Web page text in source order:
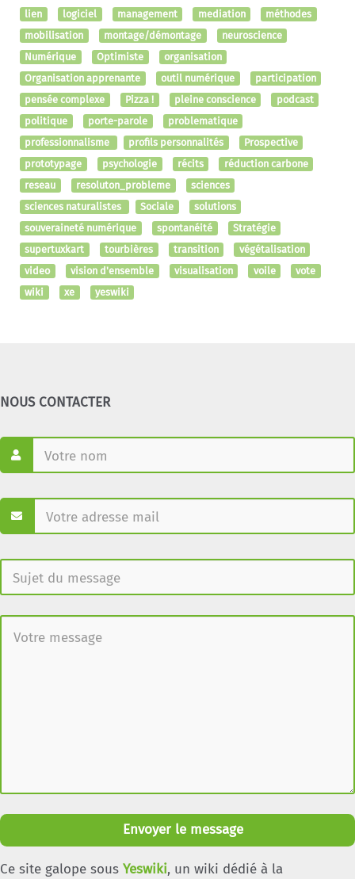
lien
logiciel management mediation
méthodes
mobilisation
montage/démontage
neuroscience
Numérique
Optimiste
organisation
Organisation apprenante
outil numérique
participation
pensée complexe
Pizza ! pleine conscience
podcast
politique
porte-parole
problematique
professionnalisme
profils personnalités
Prospective
prototypage
psychologie récits
réduction carbone
reseau
resoluton_probleme
sciences
sciences naturalistes
Sociale
solutions
souveraineté numérique
spontanéité
Stratégie
supertuxkart
tourbières transition
végétalisation
video
vision d'ensemble visualisation voile
vote
wiki
xe yeswiki
NOUS CONTACTER
Envoyer le message
Ce site galope sous Yeswiki, un wiki dédié à la